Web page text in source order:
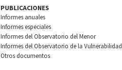
PUBLICACIONES
Informes anuales
Informes especiales
Informes del Observatorio del Menor
Informes del Observatorio de la Vulnerabilidad
Otros documentos